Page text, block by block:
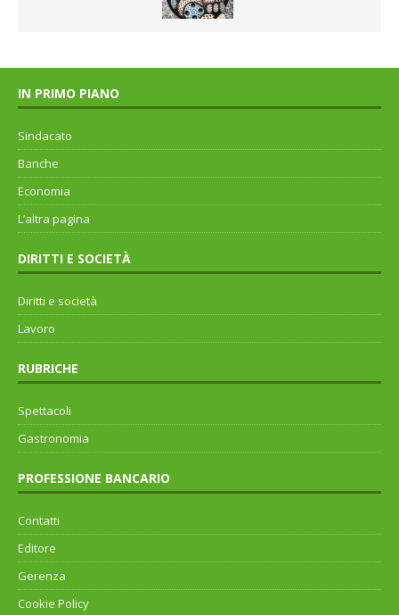
IN PRIMO PIANO
Sindacato
Banche
Economia
L’altra pagina
DIRITTI E SOCIETÀ
Diritti e società
Lavoro
RUBRICHE
Spettacoli
Gastronomia
PROFESSIONE BANCARIO
Contatti
Editore
Gerenza
Cookie Policy